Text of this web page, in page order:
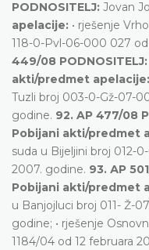
PODNOSITELJ: Jovan
apelacije: • rješenje
118-0-Pvl-06-000 027
449/08 PODNOSITELJ:
akti/predmet apelacije:
Tuzli broj 003-0-Gž-07-
godine. 92. AP 477/08
Pobijani akti/predmet
suda u Bijeljini broj 012-
2007. godine. 93. АP
Pobijani akti/predmet
u Banjojluci broj 011- Ž-
godine; • rješenje
1184/04 od 12 februara